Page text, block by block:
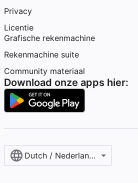
Privacy
Licentie
Grafische rekenmachine
Rekenmachine suite
Community materiaal
Download onze apps hier:
Dutch / Nederlands‎ (België)‎